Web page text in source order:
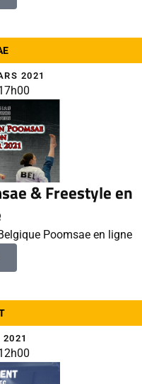
2021
& Freestyle en
Poomsae en ligne
2021